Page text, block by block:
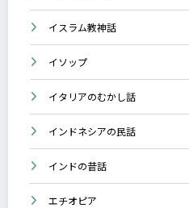
イスラム教神話
イソップ
イタリアのむかし話
インドネシアの民話
インドの昔話
エチオピア